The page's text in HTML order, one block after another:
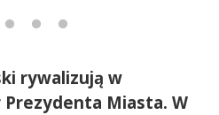
rywalizują w
Prezydenta Miasta. W